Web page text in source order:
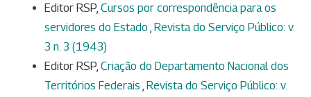
Editor RSP, Cursos por correspondência para os
servidores do Estado , Revista do Serviço Público: v.
3 n. 3 (1943)
Editor RSP, Criação do Departamento Nacional dos
Territórios Federais , Revista do Serviço Público: v.